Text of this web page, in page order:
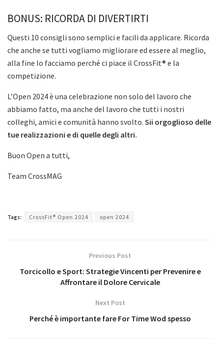
BONUS: RICORDA DI DIVERTIRTI
Questi 10 consigli sono semplici e facili da applicare. Ricorda
che anche se tutti vogliamo migliorare ed essere al meglio,
alla fine lo facciamo perché ci piace il CrossFit® e la
competizione.
L’Open 2024 è una celebrazione non solo del lavoro che
abbiamo fatto, ma anche del lavoro che tutti i nostri
colleghi, amici e comunità hanno svolto. Sii orgoglioso delle
tue realizzazioni e di quelle degli altri.
Buon Open a tutti,
Team CrossMAG
Tags: CrossFit® Open 2024 open 2024
Previous Post
Torcicollo e Sport: Strategie Vincenti per Prevenire e
Affrontare il Dolore Cervicale
Next Post
Perché è importante fare For Time Wod spesso